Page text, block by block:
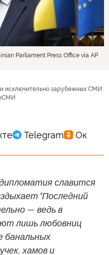
Parliament Press Office via AP
зарубежных СМИ
славится
"Последний
— ведь в
лишь любовниц
банальных
хамов и